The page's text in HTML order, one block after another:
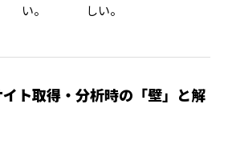
い。
しい。
ト取得・分析時の「壁」と解